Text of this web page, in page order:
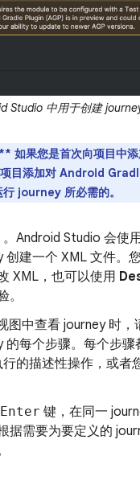
Studio 中用于创建
如果您是首次向项目中
目添加对 Android
journey 所必需的。
。Android Studio 会使
创建一个 XML 文件。
XML，也可以使用
。
图中查看 journey 时，
的每个步骤。每个步
行的描述性操作，或者
Enter 键，在同一
据需要为要定义的